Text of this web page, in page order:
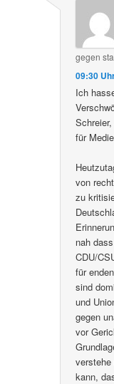
gegen
09:30
Ich
für
von
zu
nah
CDU/
für
sind
und
gegen
vor
kann,